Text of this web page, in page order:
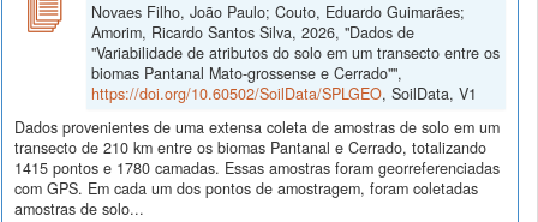
Novaes Filho, João Paulo; Couto, Eduardo Guimarães;
Amorim, Ricardo Santos Silva, 2026, "Dados de
"Variabilidade de atributos do solo em um transecto entre os
biomas Pantanal Mato-grossense e Cerrado"",
https://doi.org/10.60502/SoilData/SPLGEO, SoilData, V1
Dados provenientes de uma extensa coleta de amostras de solo em um
transecto de 210 km entre os biomas Pantanal e Cerrado, totalizando
1415 pontos e 1780 camadas. Essas amostras foram georreferenciadas
com GPS. Em cada um dos pontos de amostragem, foram coletadas
amostras de solo...